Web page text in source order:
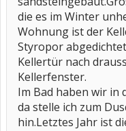
die es im Winter
Wohnung ist der
Styropor
Kellertür nach
Kellerfenster.
Im Bad haben wir in
da stelle ich zum
hin.Letztes Jahr ist